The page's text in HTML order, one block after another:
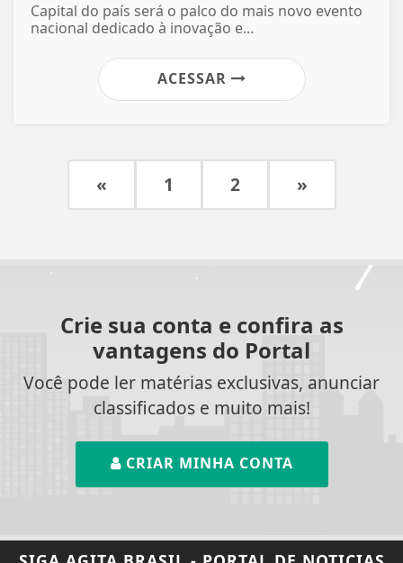
Capital do país será o palco do mais novo evento
nacional dedicado à inovação e...
ACESSAR
« 1 2 »
Crie sua conta e confira as
vantagens do Portal
Você pode ler matérias exclusivas, anunciar
classificados e muito mais!
CRIAR MINHA CONTA